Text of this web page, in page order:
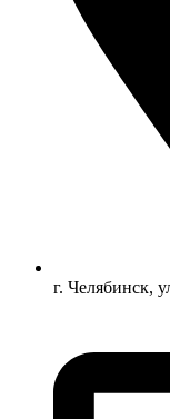
г. Челябинск,